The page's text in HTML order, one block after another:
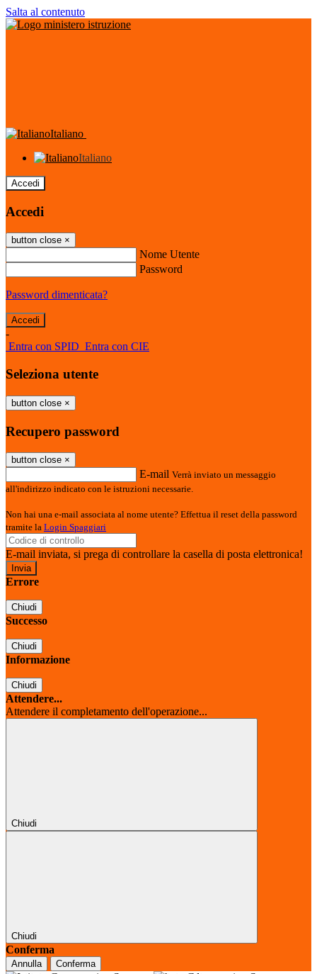
Salta al contenuto
Italiano
Italiano
Accedi
Accedi
button close ×
Nome Utente
Password
Password dimenticata?
-
Entra con SPID Entra con CIE
Seleziona utente
button close ×
Recupero password
button close ×
E-mail Verrà inviato un messaggio
all'indirizzo indicato con le istruzioni necessarie.
Non hai una e-mail associata al nome utente? Effettua il reset della password
tramite la Login Spaggiari
E-mail inviata, si prega di controllare la casella di posta elettronica!
Errore
Chiudi
Successo
Chiudi
Informazione
Chiudi
Attendere...
Attendere il completamento dell'operazione...
Chiudi
Chiudi
Conferma
Annulla Conferma